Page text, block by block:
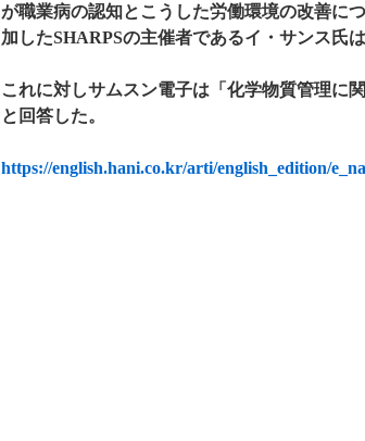
が職業病の認知とこうした労働環境の改善に
加したSHARPSの主催者であるイ・サンス氏は
これに対しサムスン電子は「化学物質管理に
と回答した。
https://english.hani.co.kr/arti/english_edition/